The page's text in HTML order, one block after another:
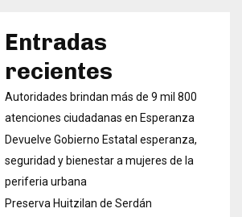
Entradas
recientes
Autoridades brindan más de 9 mil 800
atenciones ciudadanas en Esperanza
Devuelve Gobierno Estatal esperanza,
seguridad y bienestar a mujeres de la
periferia urbana
Preserva Huitzilan de Serdán